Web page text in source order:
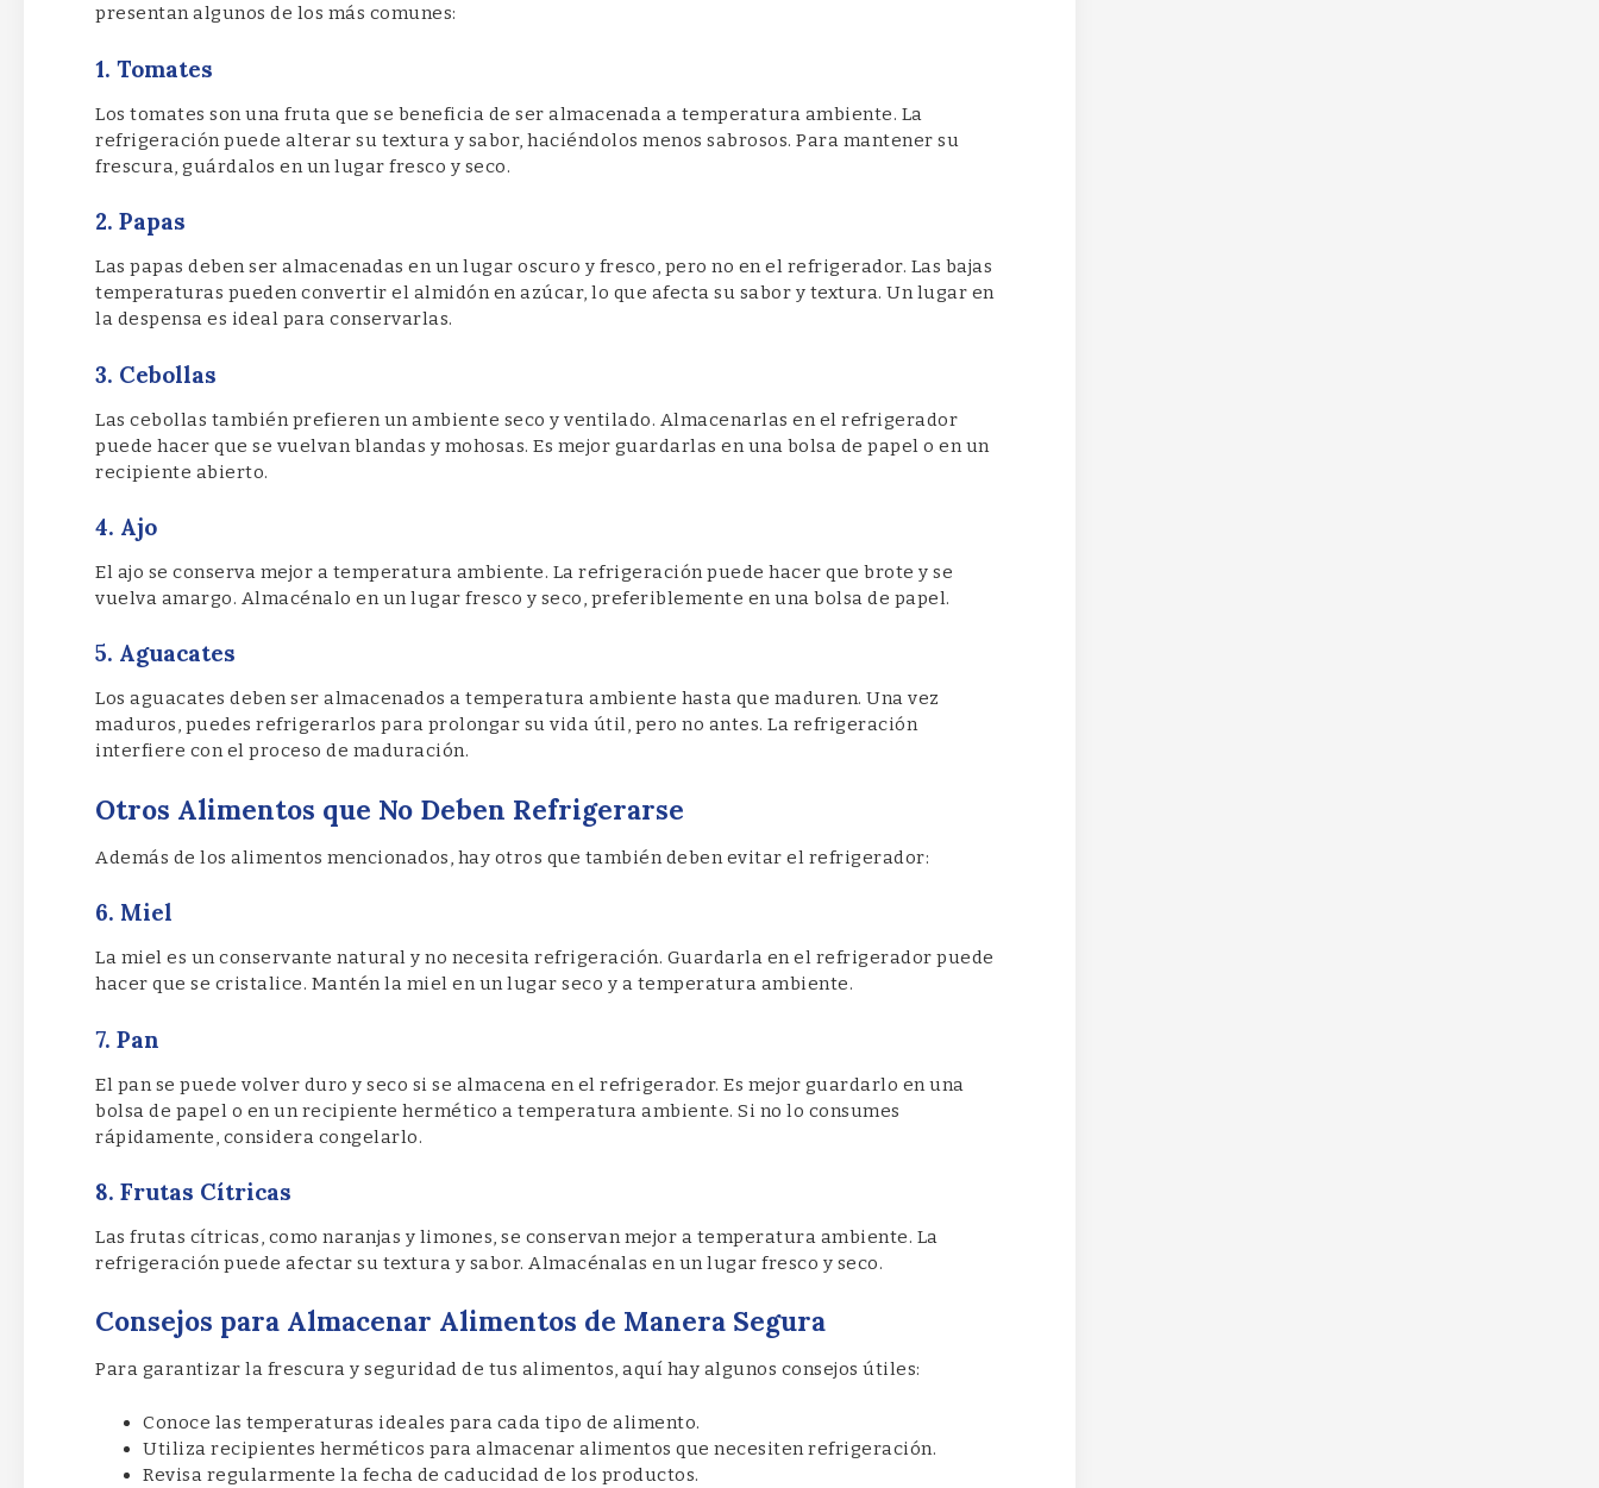
presentan algunos de los más comunes:
1. Tomates
Los tomates son una fruta que se beneficia de ser almacenada a temperatura ambiente. La
refrigeración puede alterar su textura y sabor, haciéndolos menos sabrosos. Para mantener su
frescura, guárdalos en un lugar fresco y seco.
2. Papas
Las papas deben ser almacenadas en un lugar oscuro y fresco, pero no en el refrigerador. Las bajas
temperaturas pueden convertir el almidón en azúcar, lo que afecta su sabor y textura. Un lugar en
la despensa es ideal para conservarlas.
3. Cebollas
Las cebollas también prefieren un ambiente seco y ventilado. Almacenarlas en el refrigerador
puede hacer que se vuelvan blandas y mohosas. Es mejor guardarlas en una bolsa de papel o en un
recipiente abierto.
4. Ajo
El ajo se conserva mejor a temperatura ambiente. La refrigeración puede hacer que brote y se
vuelva amargo. Almacénalo en un lugar fresco y seco, preferiblemente en una bolsa de papel.
5. Aguacates
Los aguacates deben ser almacenados a temperatura ambiente hasta que maduren. Una vez
maduros, puedes refrigerarlos para prolongar su vida útil, pero no antes. La refrigeración
interfiere con el proceso de maduración.
Otros Alimentos que No Deben Refrigerarse
Además de los alimentos mencionados, hay otros que también deben evitar el refrigerador:
6. Miel
La miel es un conservante natural y no necesita refrigeración. Guardarla en el refrigerador puede
hacer que se cristalice. Mantén la miel en un lugar seco y a temperatura ambiente.
7. Pan
El pan se puede volver duro y seco si se almacena en el refrigerador. Es mejor guardarlo en una
bolsa de papel o en un recipiente hermético a temperatura ambiente. Si no lo consumes
rápidamente, considera congelarlo.
8. Frutas Cítricas
Las frutas cítricas, como naranjas y limones, se conservan mejor a temperatura ambiente. La
refrigeración puede afectar su textura y sabor. Almacénalas en un lugar fresco y seco.
Consejos para Almacenar Alimentos de Manera Segura
Para garantizar la frescura y seguridad de tus alimentos, aquí hay algunos consejos útiles:
Conoce las temperaturas ideales para cada tipo de alimento.
Utiliza recipientes herméticos para almacenar alimentos que necesiten refrigeración.
Revisa regularmente la fecha de caducidad de los productos.